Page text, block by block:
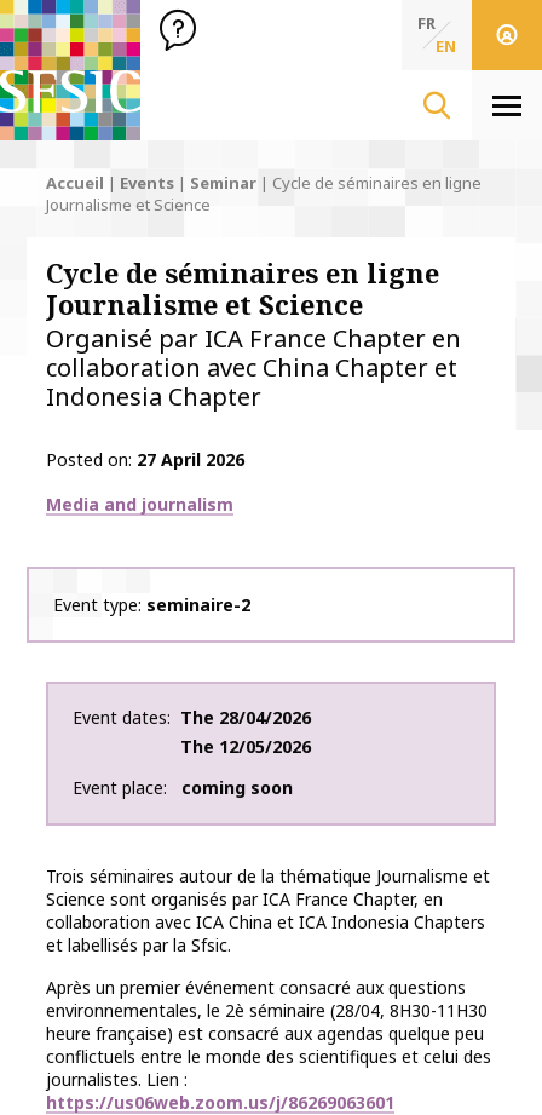
SFSIC Société Française des Sciences de l'Information & de
Société Française des Sciences de
FR
EN
Accueil | Events | Seminar | Cycle de séminaires en ligne
Journalisme et Science
Cycle de séminaires en ligne
Journalisme et Science
Organisé par ICA France Chapter en
collaboration avec China Chapter et
Indonesia Chapter
Posted on 27 April 2026
Thématiques
Media and journalism
Event type seminaire-2
Event dates The 28/04/2026
The 12/05/2026
Event place
coming soon
Trois séminaires autour de la thématique Journalisme et
Science sont organisés par ICA France Chapter, en
collaboration avec ICA China et ICA Indonesia Chapters
et labellisés par la Sfsic.
Après un premier événement consacré aux questions
environnementales, le 2è séminaire (28/04, 8H30-11H30
heure française) est consacré aux agendas quelque peu
conflictuels entre le monde des scientifiques et celui des
journalistes. Lien :
https://us06web.zoom.us/j/86269063601